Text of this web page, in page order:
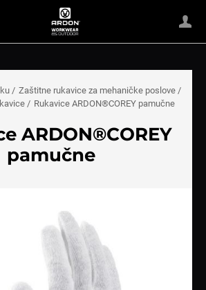
/ Zaštitne rukavice za mehaničke poslove /
/ Rukavice ARDON®COREY pamučne
ARDON®COREY
pamučne